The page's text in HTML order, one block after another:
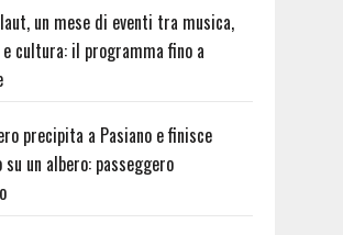
un mese di eventi tra musica,
cultura: il programma fino a
precipita a Pasiano e finisce
un albero: passeggero